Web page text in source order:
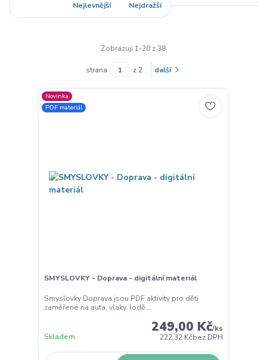
Nejlevnější Nejdražší
Zobrazuji 1-20 z 38
strana z 2 další
Novinka
PDF materiál
SMYSLOVKY - Doprava - digitální materiál
Smyslovky Doprava jsou PDF aktivity pro děti
zaměřené na auta, vlaky, lodě ...
249,00 Kč/ks
222,32 Kčbez DPH
Skladem